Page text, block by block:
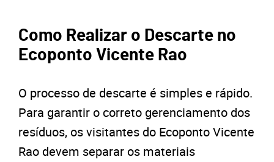
Como Realizar o Descarte no
Ecoponto Vicente Rao
O processo de descarte é simples e rápido.
Para garantir o correto gerenciamento dos
resíduos, os visitantes do Ecoponto Vicente
Rao devem separar os materiais